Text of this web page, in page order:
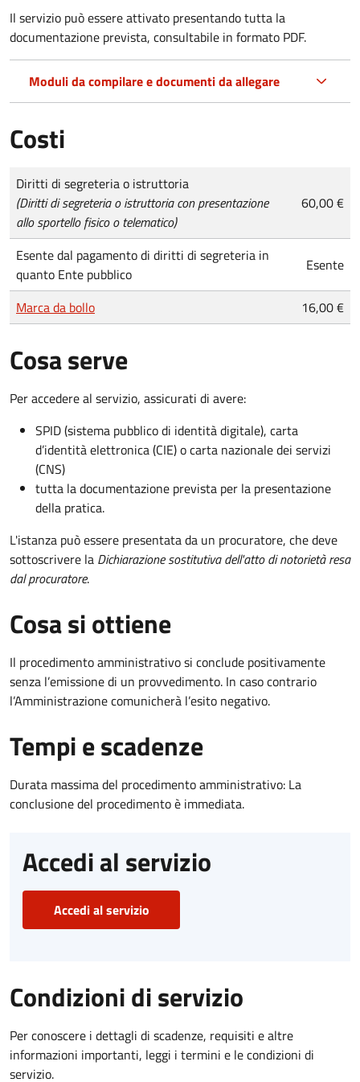
Il servizio può essere attivato presentando tutta la
documentazione prevista, consultabile in formato PDF.
Moduli da compilare e documenti da allegare
Costi
Tipo di pagamento
Importo
Diritti di segreteria o istruttoria
(Diritti di segreteria o istruttoria con presentazione
allo sportello fisico o telematico)
60,00 €
Esente dal pagamento di diritti di segreteria in
quanto Ente pubblico
Esente
Marca da bollo 16,00 €
Cosa serve
Per accedere al servizio, assicurati di avere:
SPID (sistema pubblico di identità digitale), carta
d’identità elettronica (CIE) o carta nazionale dei servizi
(CNS)
tutta la documentazione prevista per la presentazione
della pratica.
L'istanza può essere presentata da un procuratore, che deve
sottoscrivere la Dichiarazione sostitutiva dell'atto di notorietà resa
dal procuratore.
Cosa si ottiene
Il procedimento amministrativo si conclude positivamente
senza l’emissione di un provvedimento. In caso contrario
l’Amministrazione comunicherà l’esito negativo.
Tempi e scadenze
Durata massima del procedimento amministrativo: La
conclusione del procedimento è immediata.
Accedi al servizio
Accedi al servizio
Condizioni di servizio
Per conoscere i dettagli di scadenze, requisiti e altre
informazioni importanti, leggi i termini e le condizioni di
servizio.